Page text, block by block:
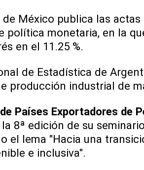
México publica las actas
política monetaria, en la
en el 11.25 %.
de Estadística de
producción industrial de
Países Exportadores de
8ª edición de su seminario
el lema "Hacia una
e inclusiva".